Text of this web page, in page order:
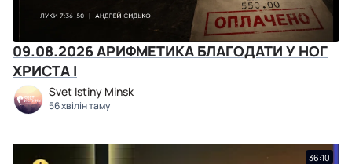
09.08.2026 АРИФМЕТИКА БЛАГОДАТИ У НОГ
ХРИСТА I
Svet Istiny Minsk
56 хвілін таму
36:10